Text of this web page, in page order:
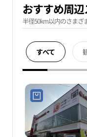
おすすめ周
半径50km以内のさまざ
すべて